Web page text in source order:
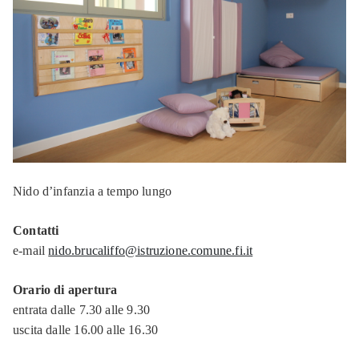
Nido d’infanzia a tempo lungo
Contatti
e-mailnido.brucaliffo@istruzione.comune.fi.it
Orario di apertura
entrata dalle 7.30 alle 9.30
uscita dalle 16.00 alle 16.30